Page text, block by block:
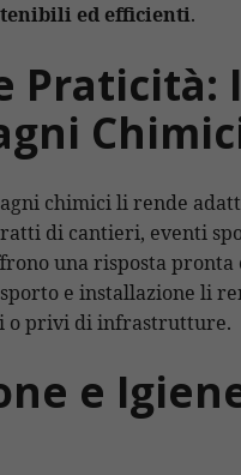
ed efficienti.
Praticità:
chimici li rende
di cantieri, eventi
una risposta pronta
e installazione li
o privi di infrastrutture.
e